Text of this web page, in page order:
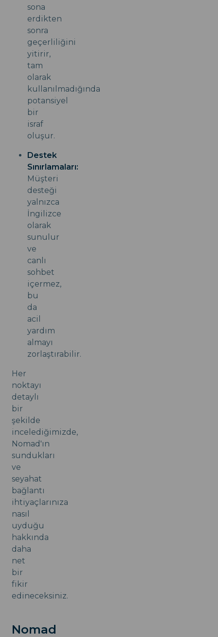
sona
erdikten
sonra
geçerliliğini
yitirir,
tam
olarak
kullanılmadığında
potansiyel
bir
israf
oluşur.
Destek
Sınırlamaları:
Müşteri
desteği
yalnızca
İngilizce
olarak
sunulur
ve
canlı
sohbet
içermez,
bu
da
acil
yardım
almayı
zorlaştırabilir.
Her
noktayı
detaylı
bir
şekilde
incelediğimizde,
Nomad'ın
sundukları
ve
seyahat
bağlantı
ihtiyaçlarınıza
nasıl
uyduğu
hakkında
daha
net
bir
fikir
edineceksiniz.
Nomad